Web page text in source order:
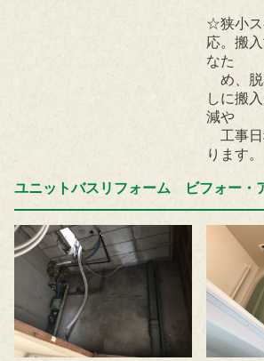
☆狭小ス
応。搬
なた
め、脱
しに搬
減や
工事日
ります。
ユニットバスリフォーム ビフォー・